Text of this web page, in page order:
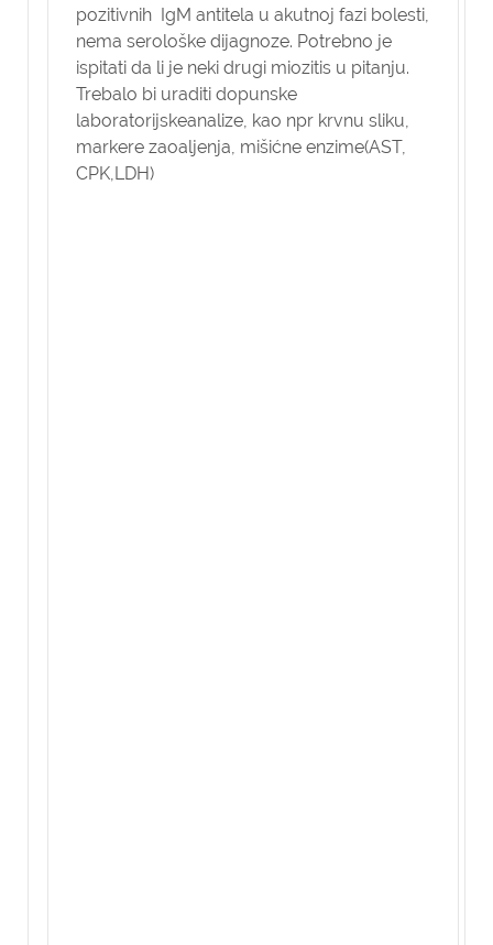
pozitivnih IgM antitela u akutnoj fazi bolesti,
nema serološke dijagnoze. Potrebno je
ispitati da li je neki drugi miozitis u pitanju.
Trebalo bi uraditi dopunske
laboratorijskeanalize, kao npr krvnu sliku,
markere zaoaljenja, mišićne enzime(AST,
CPK,LDH)